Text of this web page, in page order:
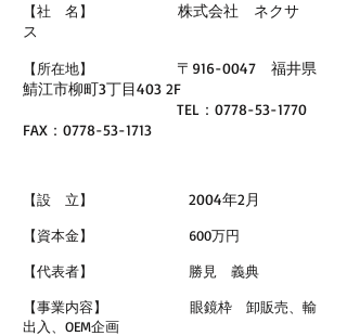
【社 名】 株式会社 ネクサ
ス
【所在地】 〒916-0047 福井県
鯖江市柳町3丁目403 2F
TEL：0778-53-1770
FAX：0778-53-1713
【設 立】 2004年2月
【資本金】 600万円
【代表者】 勝見 義典
【事業内容】 眼鏡枠 卸販売、輸
出入、OEM企画